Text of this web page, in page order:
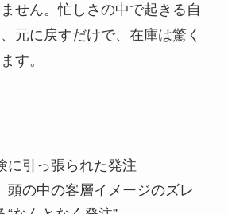
せん。忙しさの中で起きる自
元に戻すだけで、在庫は驚く
す。
に引っ張られた発注
頭の中の客層イメージのズレ